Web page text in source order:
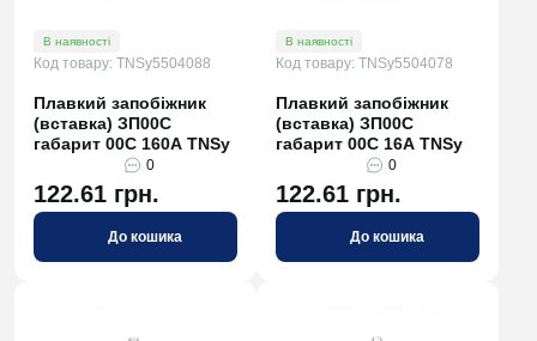
В наявності
Код товару: TNSy5504088
Плавкий запобіжник
(вставка) ЗП00C
габарит 00С 160А TNSy
0
122.61 грн.
До кошика
В наявності
Код товару: TNSy5504078
Плавкий запобіжник
(вставка) ЗП00C
габарит 00С 16А TNSy
0
122.61 грн.
До кошика